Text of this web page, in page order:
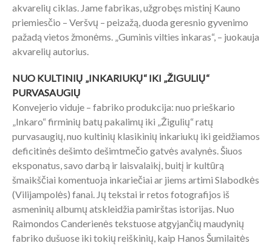
akvarelių ciklas. Jame fabrikas, užgrobęs mistinį Kauno
priemiesčio – Veršvų – peizažą, duoda geresnio gyvenimo
pažadą vietos žmonėms. „Guminis vilties inkaras“, – juokauja
akvarelių autorius.
NUO KULTINIŲ „INKARIUKŲ“ IKI „ŽIGULIŲ“
PURVASAUGIŲ
Konvejerio viduje – fabriko produkcija: nuo prieškario
„Inkaro“ firminių batų pakalimų iki „Žigulių“ ratų
purvasaugių, nuo kultinių klasikinių inkariukų iki geidžiamos
deficitinės dešimto dešimtmečio gatvės avalynės. Šiuos
eksponatus, savo darbą ir laisvalaikį, buitį ir kultūrą
šmaikščiai komentuoja inkariečiai ar jiems artimi Slabodkės
(Vilijampolės) fanai. Jų tekstai ir retos fotografijos iš
asmeninių albumų atskleidžia pamirštas istorijas. Nuo
Raimondos Canderienės tekstuose atgyjančių maudynių
fabriko dušuose iki tokių reiškinių, kaip Hanos Šumilaitės